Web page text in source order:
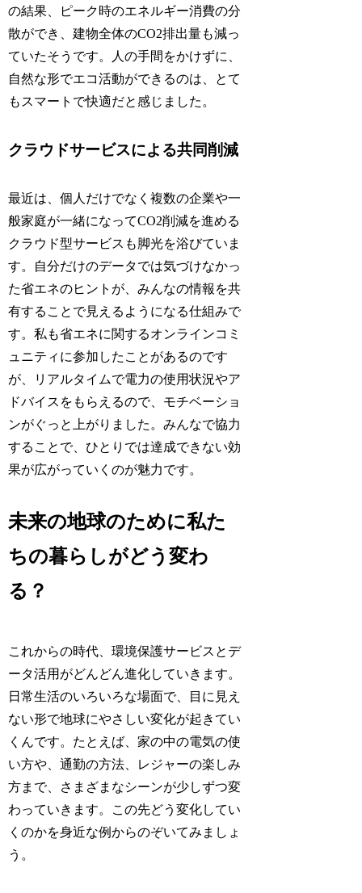
の結果、ピーク時のエネルギー消費の分
散ができ、建物全体のCO2排出量も減っ
ていたそうです。人の手間をかけずに、
自然な形でエコ活動ができるのは、とて
もスマートで快適だと感じました。
クラウドサービスによる共同削減
最近は、個人だけでなく複数の企業や一
般家庭が一緒になってCO2削減を進める
クラウド型サービスも脚光を浴びていま
す。自分だけのデータでは気づけなかっ
た省エネのヒントが、みんなの情報を共
有することで見えるようになる仕組みで
す。私も省エネに関するオンラインコミ
ュニティに参加したことがあるのです
が、リアルタイムで電力の使用状況やア
ドバイスをもらえるので、モチベーショ
ンがぐっと上がりました。みんなで協力
することで、ひとりでは達成できない効
果が広がっていくのが魅力です。
未来の地球のために私た
ちの暮らしがどう変わ
る？
これからの時代、環境保護サービスとデ
ータ活用がどんどん進化していきます。
日常生活のいろいろな場面で、目に見え
ない形で地球にやさしい変化が起きてい
くんです。たとえば、家の中の電気の使
い方や、通勤の方法、レジャーの楽しみ
方まで、さまざまなシーンが少しずつ変
わっていきます。この先どう変化してい
くのかを身近な例からのぞいてみましょ
う。